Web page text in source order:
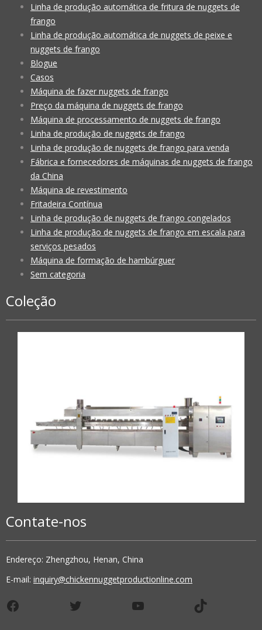
Linha de produção automática de fritura de nuggets de
frango
Linha de produção automática de nuggets de peixe e
nuggets de frango
Blogue
Casos
Máquina de fazer nuggets de frango
Preço da máquina de nuggets de frango
Máquina de processamento de nuggets de frango
Linha de produção de nuggets de frango
Linha de produção de nuggets de frango para venda
Fábrica e fornecedores de máquinas de nuggets de frango
da China
Máquina de revestimento
Fritadeira Contínua
Linha de produção de nuggets de frango congelados
Linha de produção de nuggets de frango em escala para
serviços pesados
Máquina de formação de hambúrguer
Sem categoria
Coleção
Contate-nos
Endereço: Zhengzhou, Henan, China
E-mail: inquiry@chickennuggetproductionline.com
Facebook Twitter YouTube TikTok